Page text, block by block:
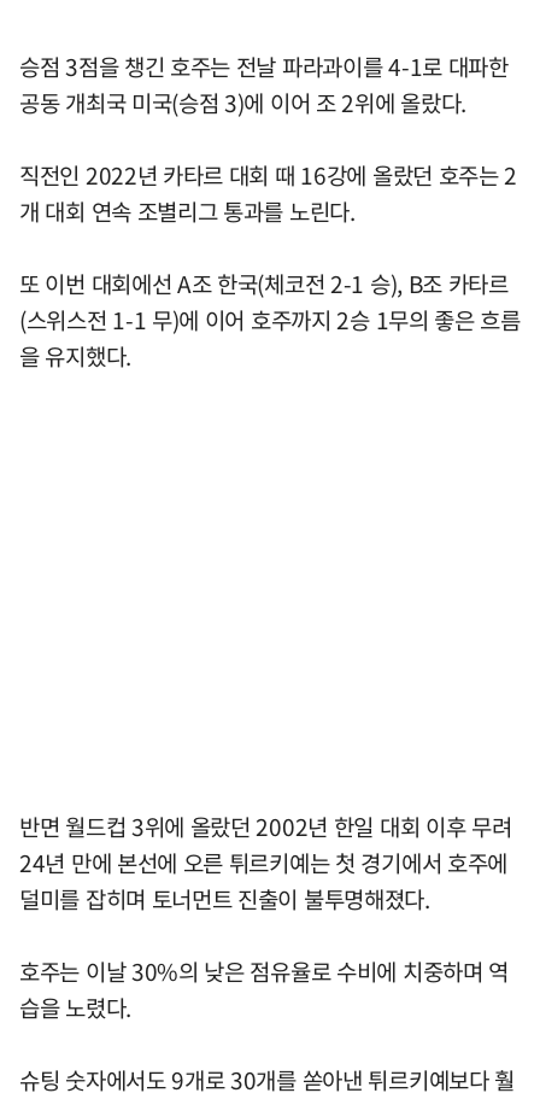
승점 3점을 챙긴 호주는 전날 파라과이를 4-1로 대파한
공동 개최국 미국(승점 3)에 이어 조 2위에 올랐다.
직전인 2022년 카타르 대회 때 16강에 올랐던 호주는 2
개 대회 연속 조별리그 통과를 노린다.
또 이번 대회에선 A조 한국(체코전 2-1 승), B조 카타르
(스위스전 1-1 무)에 이어 호주까지 2승 1무의 좋은 흐름
을 유지했다.
반면 월드컵 3위에 올랐던 2002년 한일 대회 이후 무려
24년 만에 본선에 오른 튀르키예는 첫 경기에서 호주에
덜미를 잡히며 토너먼트 진출이 불투명해졌다.
호주는 이날 30%의 낮은 점유율로 수비에 치중하며 역
습을 노렸다.
슈팅 숫자에서도 9개로 30개를 쏟아낸 튀르키예보다 훨